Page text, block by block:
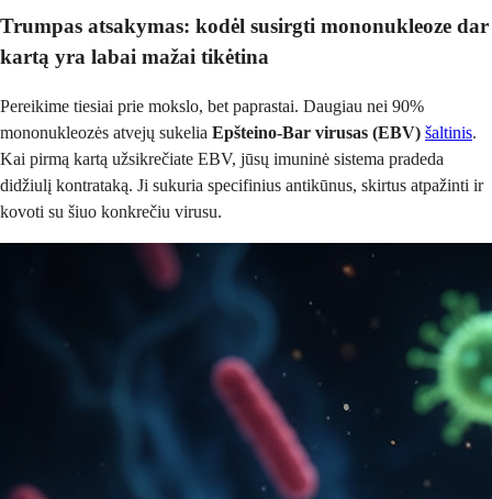
Trumpas atsakymas: kodėl susirgti mononukleoze dar
kartą yra labai mažai tikėtina
Pereikime tiesiai prie mokslo, bet paprastai. Daugiau nei 90%
mononukleozės atvejų sukelia Epšteino-Bar virusas (EBV) šaltinis.
Kai pirmą kartą užsikrečiate EBV, jūsų imuninė sistema pradeda
didžiulį kontrataką. Ji sukuria specifinius antikūnus, skirtus atpažinti ir
kovoti su šiuo konkrečiu virusu.